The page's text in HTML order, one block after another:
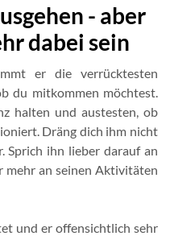
- aber
dabei sein
er die verrücktesten
du mitkommen möchtest.
halten und austesten, ob
Dräng dich ihm nicht
Sprich ihn lieber darauf an
mehr an seinen Aktivitäten
und er offensichtlich sehr